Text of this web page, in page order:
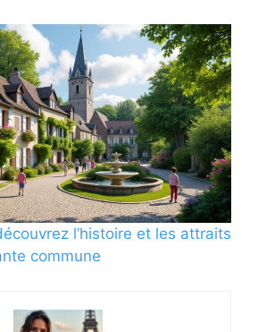
l’histoire et les attraits
commune